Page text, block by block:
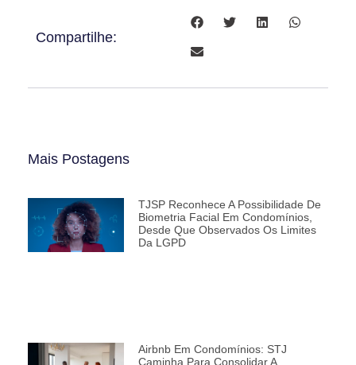
Compartilhe:
Mais Postagens
TJSP Reconhece A Possibilidade De
Biometria Facial Em Condomínios,
Desde Que Observados Os Limites
Da LGPD
Airbnb Em Condomínios: STJ
Caminha Para Consolidar A